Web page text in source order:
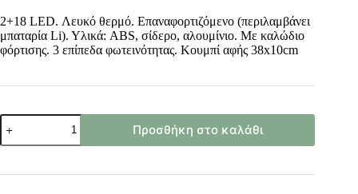
2+18 LED. Λευκό θερμό. Επαναφορτιζόμενο (περιλαμβάνει
μπαταρία Li). Υλικά: ABS, σίδερο, αλουμίνιο. Με καλώδιο
φόρτισης. 3 επίπεδα φωτεινότητας. Κουμπί αφής 38x10cm
Φωτιστικό
LED
Επιτραπέζιο
Μεγάλο
Προσθήκη στο καλάθι